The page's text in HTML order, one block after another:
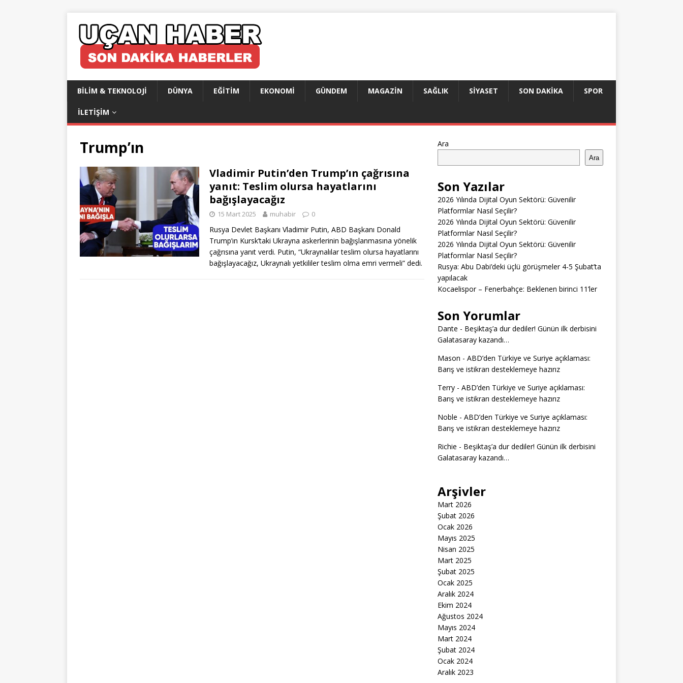
BILIM & TEKNOLOJI DÜNYA EĞITIM EKONOMI GÜNDEM MAGAZIN SAĞLIK SIYASET SON DAKIKA SPOR
İLETIŞIM
Trump’ın
Vladimir Putin’den Trump’ın çağrısına
yanıt: Teslim olursa hayatlarını
bağışlayacağız
15 Mart 2025 muhabir 0
Rusya Devlet Başkanı Vladimir Putin, ABD Başkanı Donald
Trump’ın Kursk’taki Ukrayna askerlerinin bağışlanmasına yönelik
çağrısına yanıt verdi. Putin, “Ukraynalılar teslim olursa hayatlarını
bağışlayacağız, Ukraynalı yetkililer teslim olma emri vermeli” dedi.
Ara
Ara
Son Yazılar
2026 Yılında Dijital Oyun Sektörü: Güvenilir
Platformlar Nasıl Seçilir?
2026 Yılında Dijital Oyun Sektörü: Güvenilir
Platformlar Nasıl Seçilir?
2026 Yılında Dijital Oyun Sektörü: Güvenilir
Platformlar Nasıl Seçilir?
Rusya: Abu Dabi’deki üçlü görüşmeler 4-5 Şubat’ta
yapılacak
Kocaelispor – Fenerbahçe: Beklenen birinci 11’ler
Son Yorumlar
Dante - Beşiktaş’a dur dediler! Günün ilk derbisini
Galatasaray kazandı…
Mason - ABD’den Türkiye ve Suriye açıklaması:
Barış ve istikrarı desteklemeye hazırız
Terry- ABD’den Türkiye ve Suriye açıklaması:
Barış ve istikrarı desteklemeye hazırız
Noble - ABD’den Türkiye ve Suriye açıklaması:
Barış ve istikrarı desteklemeye hazırız
Richie - Beşiktaş’a dur dediler! Günün ilk derbisini
Galatasaray kazandı…
Arşivler
Mart 2026
Şubat 2026
Ocak 2026
Mayıs 2025
Nisan 2025
Mart 2025
Şubat 2025
Ocak 2025
Aralık 2024
Ekim 2024
Ağustos 2024
Mayıs 2024
Mart 2024
Şubat 2024
Ocak 2024
Aralık 2023